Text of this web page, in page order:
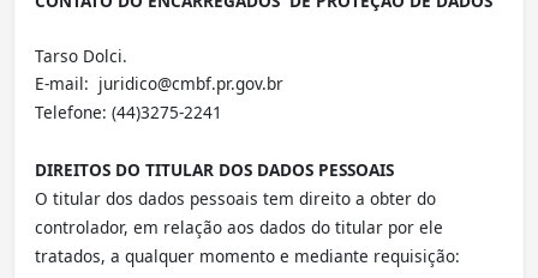
Tarso Dolci.
E-mail: juridico@cmbf.pr.gov.br
Telefone: (44)3275-2241
DIREITOS DO TITULAR DOS DADOS PESSOAIS
O titular dos dados pessoais tem direito a obter do
controlador, em relação aos dados do titular por ele
tratados, a qualquer momento e mediante requisição: